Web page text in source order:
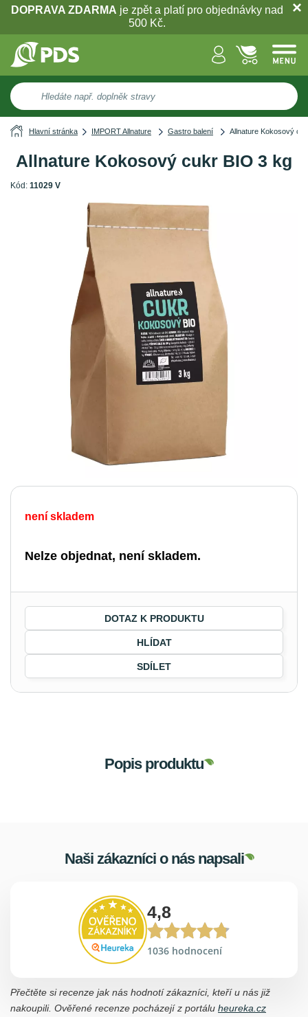
DOPRAVA ZDARMA je zpět a platí pro objednávky nad
500 Kč.
Hlavní stránka IMPORT Allnature Gastro balení Allnature Kokosový
Allnature Kokosový cukr BIO 3 kg
Kód: 11029 V
není skladem
Nelze objednat, není skladem.
DOTAZ K PRODUKTU
HLÍDAT
SDÍLET
Popis produktu
Naši zákazníci o nás napsali
4,8
1036 hodnocení
Přečtěte si recenze jak nás hodnotí zákazníci, kteří u nás již
nakoupili. Ověřené recenze pocházejí z portálu heureka.cz